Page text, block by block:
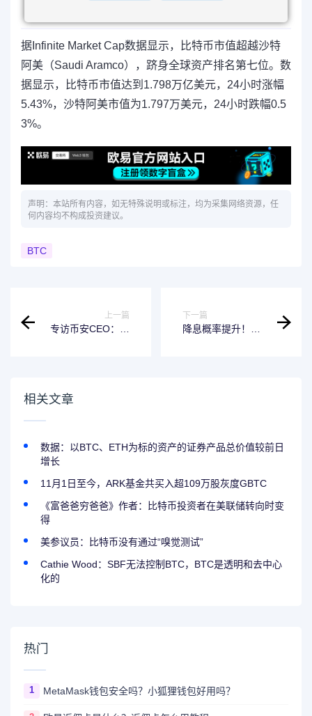
据Infinite Market Cap数据显示，比特币市值超越沙特
阿美（Saudi Aramco），跻身全球资产排名第七位。数
据显示，比特币市值达到1.798万亿美元，24小时涨幅
5.43%，沙特阿美市值为1.797万美元，24小时跌幅0.5
3%。
声明：本站所有内容，如无特殊说明或标注，均为采集网络资源，任
何内容均不构成投资建议。
BTC
上一篇
专访币安CEO：区
下一篇
降息概率提升！美
相关文章
数据：以BTC、ETH为标的资产的证券产品总价值较前日
增长
11月1日至今，ARK基金共买入超109万股灰度GBTC
《富爸爸穷爸爸》作者：比特币投资者在美联储转向时变
得
美参议员：比特币没有通过“嗅觉测试”
Cathie Wood：SBF无法控制BTC，BTC是透明和去中心
化的
热门
1 MetaMask钱包安全吗？小狐狸钱包好用吗？